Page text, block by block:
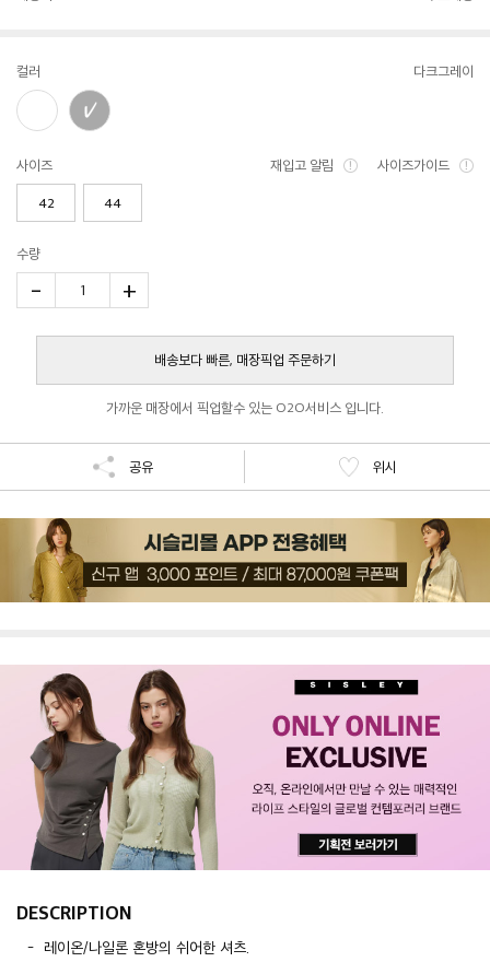
컬러 다크그레이
사이즈 재입고 알림 사이즈가이드
42 44
수량
- 1 +
배송보다 빠른, 매장픽업 주문하기
가까운 매장에서 픽업할수 있는 O2O서비스 입니다.
공유 위시
DESCRIPTION
레이온/나일론 혼방의 쉬어한 셔츠.